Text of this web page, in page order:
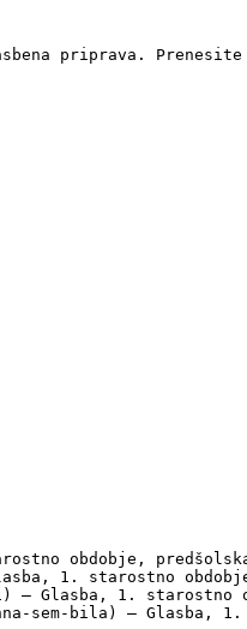
priprava.
obdobje,
1. starostno
1. starostno
sem-bila) — Glasba, 1.